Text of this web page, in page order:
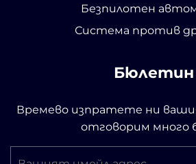
Безпилотен
Система против
Бюлетин
Времево изпратете ни
отговорим много